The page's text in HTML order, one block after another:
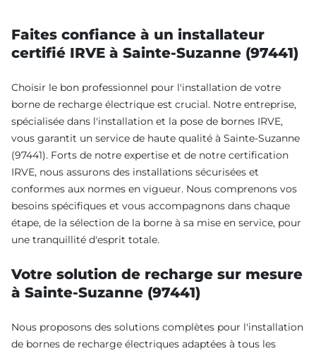
Faites confiance à un installateur
certifié IRVE à Sainte-Suzanne (97441)
Choisir le bon professionnel pour l'installation de votre
borne de recharge électrique est crucial. Notre entreprise,
spécialisée dans l'installation et la pose de bornes IRVE,
vous garantit un service de haute qualité à Sainte-Suzanne
(97441). Forts de notre expertise et de notre certification
IRVE, nous assurons des installations sécurisées et
conformes aux normes en vigueur. Nous comprenons vos
besoins spécifiques et vous accompagnons dans chaque
étape, de la sélection de la borne à sa mise en service, pour
une tranquillité d'esprit totale.
Votre solution de recharge sur mesure
à Sainte-Suzanne (97441)
Nous proposons des solutions complètes pour l'installation
de bornes de recharge électriques adaptées à tous les